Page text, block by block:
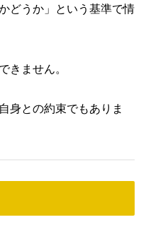
どうか」という基準で情
きません。
身との約束でもありま